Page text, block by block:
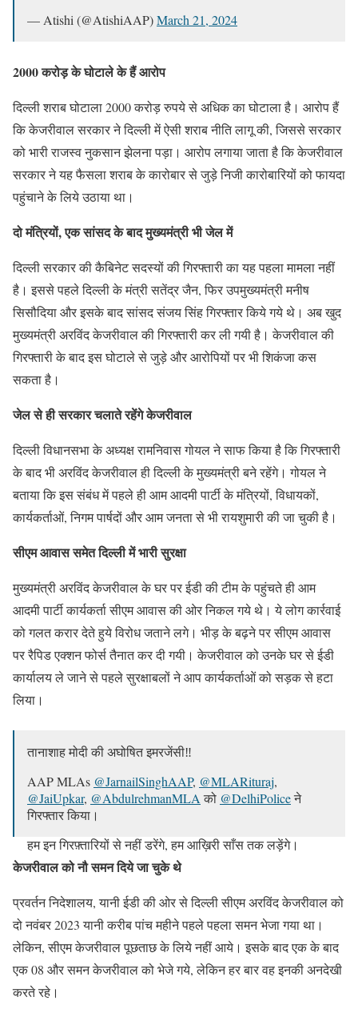
— Atishi (@AtishiAAP)March 21, 2024
2000 करोड़ के घोटाले के हैं आरोप
दिल्ली शराब घोटाला 2000 करोड़ रुपये से अधिक का घोटाला है। आरोप हैं
कि केजरीवाल सरकार ने दिल्ली में ऐसी शराब नीति लागू की, जिससे सरकार
को भारी राजस्व नुकसान झेलना पड़ा। आरोप लगाया जाता है कि केजरीवाल
सरकार ने यह फैसला शराब के कारोबार से जुड़े निजी कारोबारियों को फायदा
पहुंचाने के लिये उठाया था।
दो मंत्रियों, एक सांसद के बाद मुख्यमंत्री भी जेल में
दिल्ली सरकार की कैबिनेट सदस्यों की गिरफ्तारी का यह पहला मामला नहीं
है। इससे पहले दिल्ली के मंत्री सतेंद्र जैन, फिर उपमुख्यमंत्री मनीष
सिसौदिया और इसके बाद सांसद संजय सिंह गिरफ्तार किये गये थे। अब खुद
मुख्यमंत्री अरविंद केजरीवाल की गिरफ्तारी कर ली गयी है। केजरीवाल की
गिरफ्तारी के बाद इस घोटाले से जुड़े और आरोपियों पर भी शिकंजा कस
सकता है।
जेल से ही सरकार चलाते रहेंगे केजरीवाल
दिल्ली विधानसभा के अध्यक्ष रामनिवास गोयल ने साफ किया है कि गिरफ्तारी
के बाद भी अरविंद केजरीवाल ही दिल्ली के मुख्यमंत्री बने रहेंगे। गोयल ने
बताया कि इस संबंध में पहले ही आम आदमी पार्टी के मंत्रियों, विधायकों,
कार्यकर्ताओं, निगम पार्षदों और आम जनता से भी रायशुमारी की जा चुकी है।
सीएम आवास समेत दिल्ली में भारी सुरक्षा
मुख्यमंत्री अरविंद केजरीवाल के घर पर ईडी की टीम के पहुंचते ही आम
आदमी पार्टी कार्यकर्ता सीएम आवास की ओर निकल गये थे। ये लोग कार्रवाई
को गलत करार देते हुये विरोध जताने लगे। भीड़ के बढ़ने पर सीएम आवास
पर रैपिड एक्शन फोर्स तैनात कर दी गयी। केजरीवाल को उनके घर से ईडी
कार्यालय ले जाने से पहले सुरक्षाबलों ने आप कार्यकर्ताओं को सड़क से हटा
लिया।
तानाशाह मोदी की अघोषित इमरजेंसी‼️
AAP MLAs @JarnailSinghAAP, @MLARituraj,
@JaiUpkar, @AbdulrehmanMLA को @DelhiPoliceने
गिरफ्तार किया।
हम इन गिरफ़्तारियों से नहीं डरेंगे, हम आख़िरी साँस तक लड़ेंगे।
#IStandWithKejriwal pic.twitter.com/74Jl5kPA57
केजरीवाल को नौ समन दिये जा चुके थे
प्रवर्तन निदेशालय, यानी ईडी की ओर से दिल्ली सीएम अरविंद केजरीवाल को
दो नवंबर 2023 यानी करीब पांच महीने पहले पहला समन भेजा गया था।
लेकिन, सीएम केजरीवाल पूछताछ के लिये नहीं आये। इसके बाद एक के बाद
एक 08 और समन केजरीवाल को भेजे गये, लेकिन हर बार वह इनकी अनदेखी
करते रहे।